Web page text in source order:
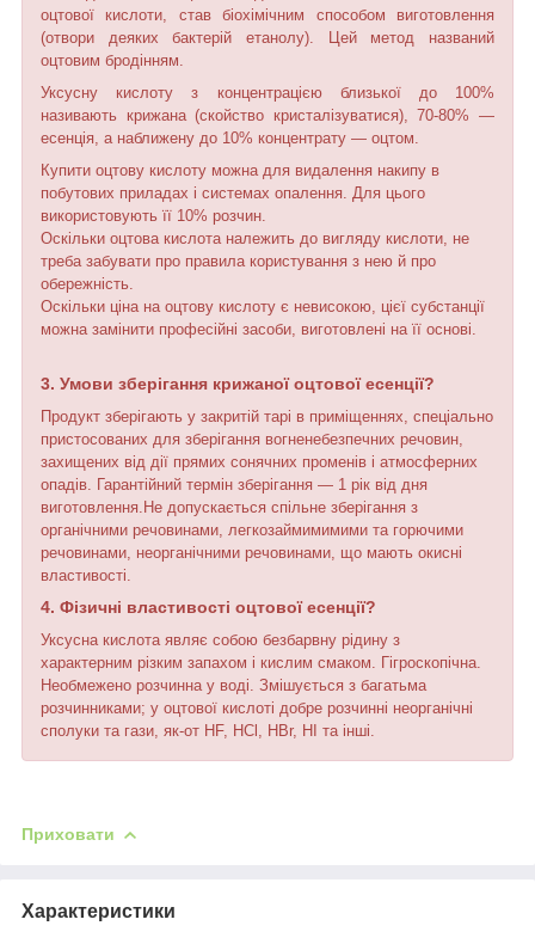
оцтової кислоти, став біохімічним способом виготовлення
(отвори деяких бактерій етанолу). Цей метод названий
оцтовим бродінням.
Уксусну кислоту з концентрацією близької до 100%
називають крижана (скойство кристалізуватися), 70-80% —
есенція, а наближену до 10% концентрату — оцтом.
Купити оцтову кислоту можна для видалення накипу в
побутових приладах і системах опалення. Для цього
використовують її 10% розчин.
Оскільки оцтова кислота належить до вигляду кислоти, не
треба забувати про правила користування з нею й про
обережність.
Оскільки ціна на оцтову кислоту є невисокою, цієї субстанції
можна замінити професійні засоби, виготовлені на її основі.
3. Умови зберігання крижаної оцтовоїесенції?
Продукт зберігають у закритій тарі в приміщеннях, спеціально
пристосованих для зберігання вогненебезпечних речовин,
захищених від дії прямих сонячних променів і атмосферних
опадів. Гарантійний термін зберігання — 1 рік від дня
виготовлення.Не допускається спільне зберігання з
органічними речовинами, легкозаймимимими та горючими
речовинами, неорганічними речовинами, що мають окисні
властивості.
4. Фізичні властивості оцтовоїесенції?
Уксусна кислота являє собою безбарвну рідину з
характерним різким запахом і кислим смаком. Гігроскопічна.
Необмежено розчинна у воді. Змішується з багатьма
розчинниками; у оцтової кислоті добре розчинні неорганічні
сполуки та гази, як-от HF, HCl, HBr, HI та інші.
Приховати
Характеристики